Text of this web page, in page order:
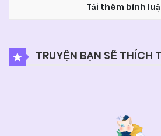
Tải thêm bình
TRUYỆN BẠN SẼ THÍCH